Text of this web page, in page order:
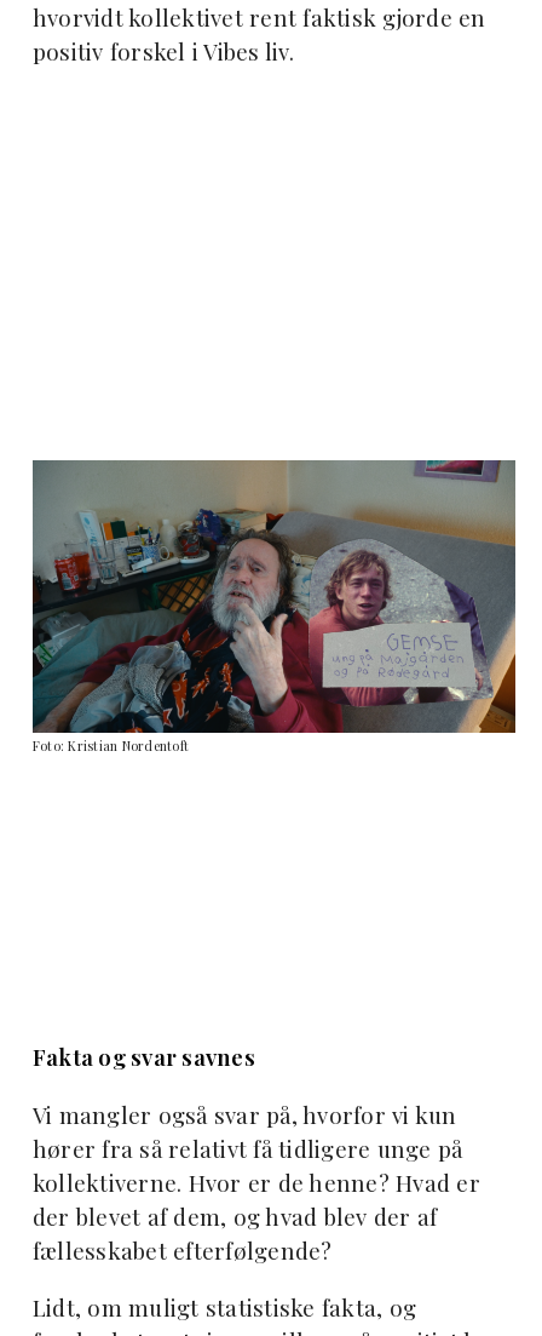
hvorvidt kollektivet rent faktisk gjorde en
positiv forskel i Vibes liv.
Foto: Kristian Nordentoft
Fakta og svar savnes
Vi mangler også svar på, hvorfor vi kun
hører fra så relativt få tidligere unge på
kollektiverne. Hvor er de henne? Hvad er
der blevet af dem, og hvad blev der af
fællesskabet efterfølgende?
Lidt, om muligt statistiske fakta, og